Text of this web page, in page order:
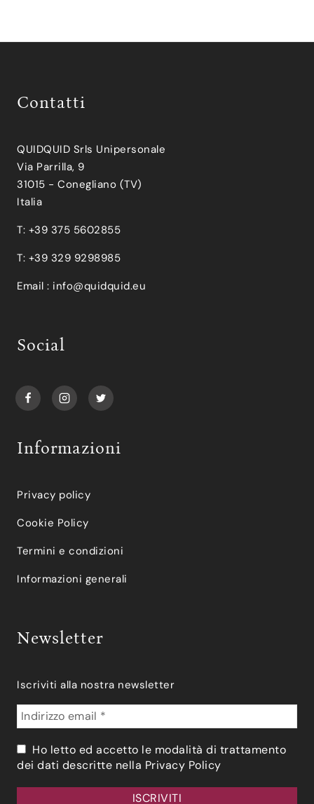
Contatti
QUIDQUID Srls Unipersonale
Via Parrilla, 9
31015 - Conegliano (TV)
Italia
T: +39 375 5602855
T: +39 329 9298985
Email : info@quidquid.eu
Social
Informazioni
Privacy policy
Cookie Policy
Termini e condizioni
Informazioni generali
Newsletter
Iscriviti alla nostra newsletter
Ho letto ed accetto le modalità di trattamento
dei dati descritte nella Privacy Policy